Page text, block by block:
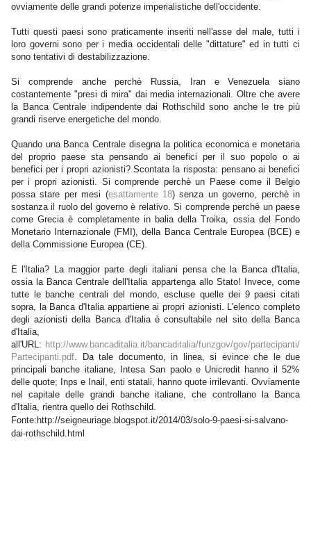
ovviamente delle grandi potenze imperialistiche dell'occidente.
Tutti questi paesi sono praticamente inseriti nell'asse del male, tutti i
loro governi sono per i media occidentali delle "dittature" ed in tutti ci
sono tentativi di destabilizzazione.
Si comprende anche perchè Russia, Iran e Venezuela siano
costantemente "presi di mira" dai media internazionali. Oltre che avere
la Banca Centrale indipendente dai Rothschild sono anche le tre più
grandi riserve energetiche del mondo.
Quando una Banca Centrale disegna la politica economica e monetaria
del proprio paese sta pensando ai benefici per il suo popolo o ai
benefici per i propri azionisti? Scontata la risposta: pensano ai benefici
per i propri azionisti. Si comprende perchè un Paese come il Belgio
possa stare per mesi (esattamente 18) senza un governo, perchè in
sostanza il ruolo del governo è relativo. Si comprende perchè un paese
come Grecia è completamente in balia della Troika, ossia del Fondo
Monetario Internazionale (FMI), della Banca Centrale Europea (BCE) e
della Commissione Europea (CE).
E l'Italia? La maggior parte degli italiani pensa che la Banca d'Italia,
ossia la Banca Centrale dell'Italia appartenga allo Stato! Invece, come
tutte le banche centrali del mondo, escluse quelle dei 9 paesi citati
sopra, la Banca d'Italia appartiene ai propri azionisti. L'elenco completo
degli azionisti della Banca d'Italia è consultabile nel sito della Banca
d'Italia,
all'URL: http://www.bancaditalia.it/bancaditalia/funzgov/gov/partecipanti/
Partecipanti.pdf . Da tale documento, in linea, si evince che le due
principali banche italiane, Intesa San paolo e Unicredit hanno il 52%
delle quote; Inps e Inail, enti statali, hanno quote irrilevanti. Ovviamente
nel capitale delle grandi banche italiane, che controllano la Banca
d'Italia, rientra quello dei Rothschild.
Fonte:http://seigneuriage.blogspot.it/2014/03/solo-9-paesi-si-salvano-
dai-rothschild.html